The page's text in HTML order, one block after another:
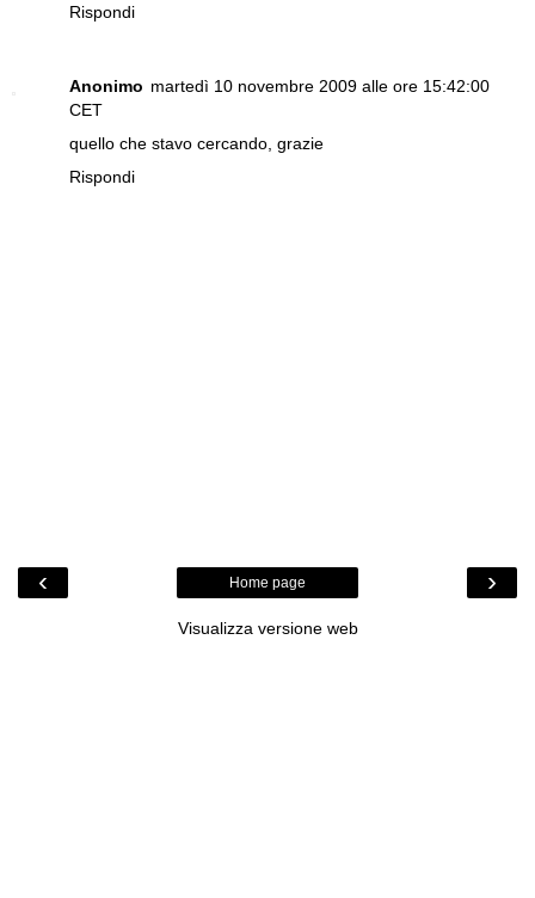
Rispondi
Anonimo martedì 10 novembre 2009 alle ore 15:42:00
CET
quello che stavo cercando, grazie
Rispondi
‹ ›
Home page
Visualizza versione web